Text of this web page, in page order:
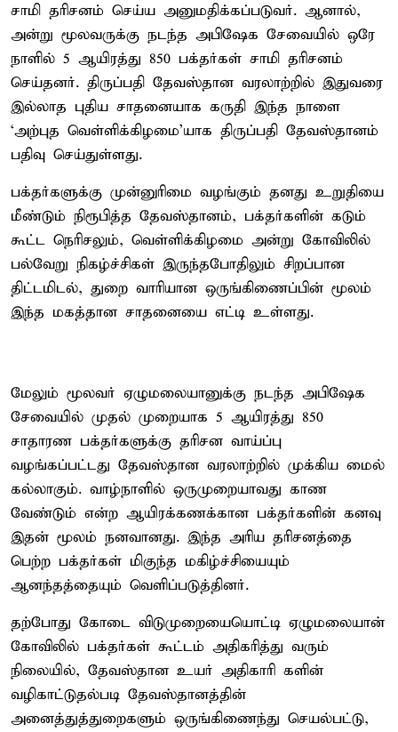
சாமி தரிசனம் செய்ய அனுமதிக்கப்படுவர். ஆனால்,
அன்று மூலவருக்கு நடந்த அபிஷேக சேவையில் ஒரே
நாளில் 5 ஆயிரத்து 850 பக்தர்கள் சாமி தரிசனம்
செய்தனர். திருப்பதி தேவஸ்தான வரலாற்றில் இதுவரை
இல்லாத புதிய சாதனையாக கருதி இந்த நாளை
‘அற்புத வெள்ளிக்கிழமை'யாக திருப்பதி தேவஸ்தானம்
பதிவு செய்துள்ளது.
பக்தர்களுக்கு முன்னுரிமை வழங்கும் தனது உறுதியை
மீண்டும் நிரூபித்த தேவஸ்தானம், பக்தர்களின் கடும்
கூட்ட நெரிசலும், வெள்ளிக்கிழமை அன்று கோவிலில்
பல்வேறு நிகழ்ச்சிகள் இருந்தபோதிலும் சிறப்பான
திட்டமிடல், துறை வாரியான ஒருங்கிணைப்பின் மூலம்
இந்த மகத்தான சாதனையை எட்டி உள்ளது.
மேலும் மூலவர் ஏழுமலையானுக்கு நடந்த அபிஷேக
சேவையில் முதல் முறையாக 5 ஆயிரத்து 850
சாதாரண பக்தர்களுக்கு தரிசன வாய்ப்பு
வழங்கப்பட்டது தேவஸ்தான வரலாற்றில் முக்கிய மைல்
கல்லாகும். வாழ்நாளில் ஒருமுறையாவது காண
வேண்டும் என்ற ஆயிரக்கணக்கான பக்தர்களின் கனவு
இதன் மூலம் நனவானது. இந்த அரிய தரிசனத்தை
பெற்ற பக்தர்கள் மிகுந்த மகிழ்ச்சியையும்
ஆனந்தத்தையும் வெளிப்படுத்தினர்.
தற்போது கோடை விடுமுறையையொட்டி ஏழுமலையான்
கோவிலில் பக்தர்கள் கூட்டம் அதிகரித்து வரும்
நிலையில், தேவஸ்தான உயர் அதிகாரி களின்
வழிகாட்டுதல்படி தேவஸ்தானத்தின்
அனைத்துத்துறைகளும் ஒருங்கிணைந்து செயல்பட்டு,